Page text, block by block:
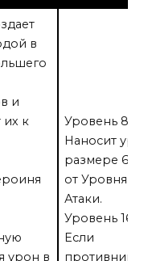
в
и
их к
урон в
Уровень 81:
Наносит
размере
от Уровня
Атаки.
Уровень 161:
Если
противник